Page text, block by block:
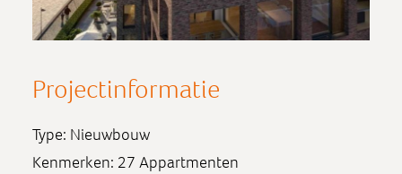
Projectinformatie
Type: Nieuwbouw
Kenmerken: 27 Appartmenten